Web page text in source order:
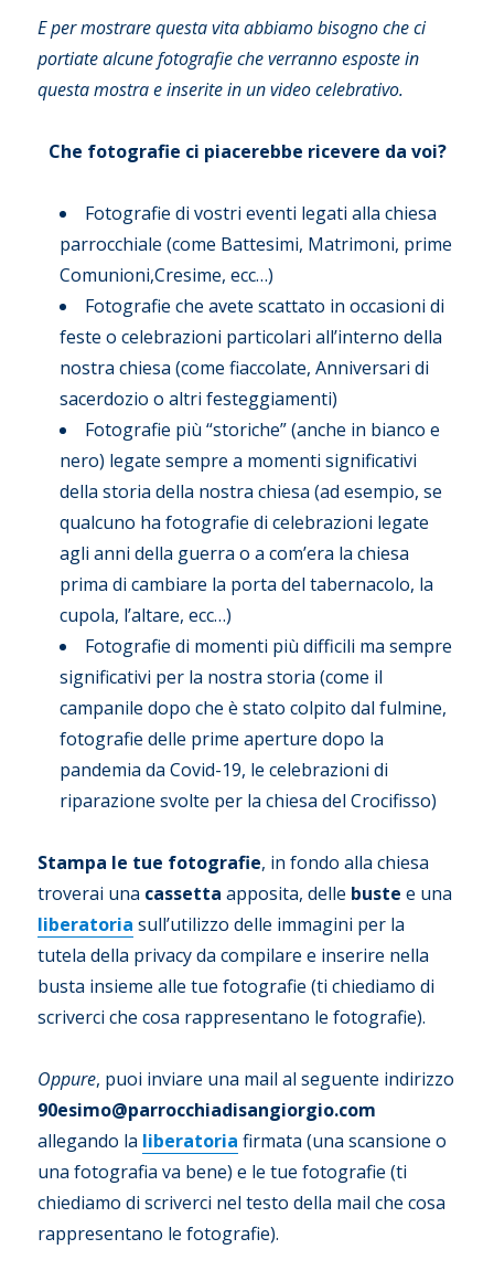
E per mostrare questa vita abbiamo bisogno che ci
portiate alcune fotografie che verranno esposte in
questa mostra e inserite in un video celebrativo.
Che fotografie ci piacerebbe ricevere da voi?
Fotografie di vostri eventi legati alla chiesa
parrocchiale (come Battesimi, Matrimoni, prime
Comunioni,Cresime, ecc…)
Fotografie che avete scattato in occasioni di
feste o celebrazioni particolari all’interno della
nostra chiesa (come fiaccolate, Anniversari di
sacerdozio o altri festeggiamenti)
Fotografie più “storiche” (anche in bianco e
nero) legate sempre a momenti significativi
della storia della nostra chiesa (ad esempio, se
qualcuno ha fotografie di celebrazioni legate
agli anni della guerra o a com’era la chiesa
prima di cambiare la porta del tabernacolo, la
cupola, l’altare, ecc…)
Fotografie di momenti più difficili ma sempre
significativi per la nostra storia (come il
campanile dopo che è stato colpito dal fulmine,
fotografie delle prime aperture dopo la
pandemia da Covid-19, le celebrazioni di
riparazione svolte per la chiesa del Crocifisso)
Stampa le tue fotografie, in fondo alla chiesa
troverai una cassetta apposita, delle buste e una
liberatoria sull’utilizzo delle immagini per la
tutela della privacy da compilare e inserire nella
busta insieme alle tue fotografie (ti chiediamo di
scriverci che cosa rappresentano le fotografie).
Oppure, puoi inviare una mail al seguente indirizzo
90esimo@parrocchiadisangiorgio.com
allegando la liberatoria firmata (una scansione o
una fotografia va bene) e le tue fotografie (ti
chiediamo di scriverci nel testo della mail che cosa
rappresentano le fotografie).